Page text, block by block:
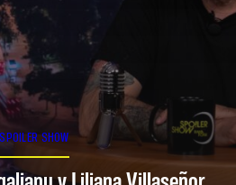
SPOILER SHOW